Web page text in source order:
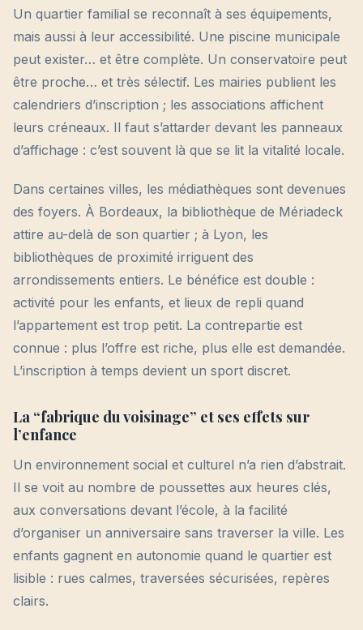
Un quartier familial se reconnaît à ses équipements,
mais aussi à leur accessibilité. Une piscine municipale
peut exister… et être complète. Un conservatoire peut
être proche… et très sélectif. Les mairies publient les
calendriers d’inscription ; les associations affichent
leurs créneaux. Il faut s’attarder devant les panneaux
d’affichage : c’est souvent là que se lit la vitalité locale.
Dans certaines villes, les médiathèques sont devenues
des foyers. À Bordeaux, la bibliothèque de Mériadeck
attire au-delà de son quartier ; à Lyon, les
bibliothèques de proximité irriguent des
arrondissements entiers. Le bénéfice est double :
activité pour les enfants, et lieux de repli quand
l’appartement est trop petit. La contrepartie est
connue : plus l’offre est riche, plus elle est demandée.
L’inscription à temps devient un sport discret.
La “fabrique du voisinage” et ses effets sur
l’enfance
Un environnement social et culturel n’a rien d’abstrait.
Il se voit au nombre de poussettes aux heures clés,
aux conversations devant l’école, à la facilité
d’organiser un anniversaire sans traverser la ville. Les
enfants gagnent en autonomie quand le quartier est
lisible : rues calmes, traversées sécurisées, repères
clairs.